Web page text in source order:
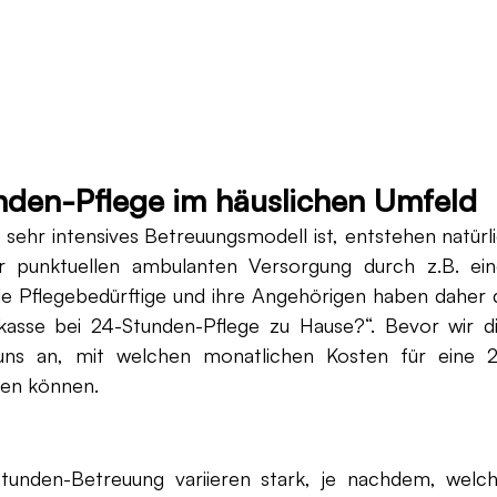
Pflege im häuslichen Umfeld
intensives Betreuungsmodell ist, entstehen
ambulanten Versorgung durch z.B.
Pflegebedürftige und ihre Angehörigen haben daher
bei 24-Stunden-Pflege zu Hause?“. Bevor wir
an, mit welchen monatlichen Kosten für eine
können.
Betreuung variieren stark, je nachdem,